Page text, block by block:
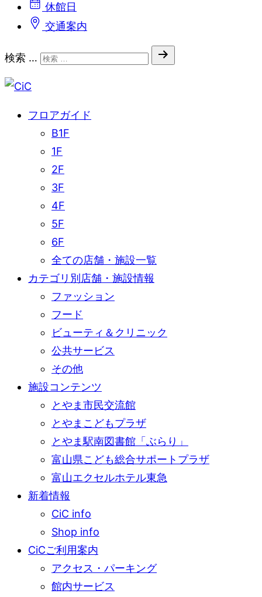
休館日
交通案内
検索 …
フロアガイド
B1F
1F
2F
3F
4F
5F
6F
全ての店舗・施設一覧
カテゴリ別店舗・施設情報
ファッション
フード
ビューティ＆クリニック
公共サービス
その他
施設コンテンツ
とやま市民交流館
とやまこどもプラザ
とやま駅南図書館「ぶらり」
富山県こども総合サポートプラザ
富山エクセルホテル東急
新着情報
CiC info
Shop info
CiCご利用案内
アクセス・パーキング
館内サービス